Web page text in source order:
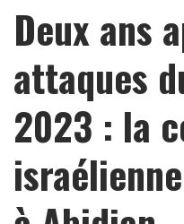
Deux ans
attaques
2023 : la